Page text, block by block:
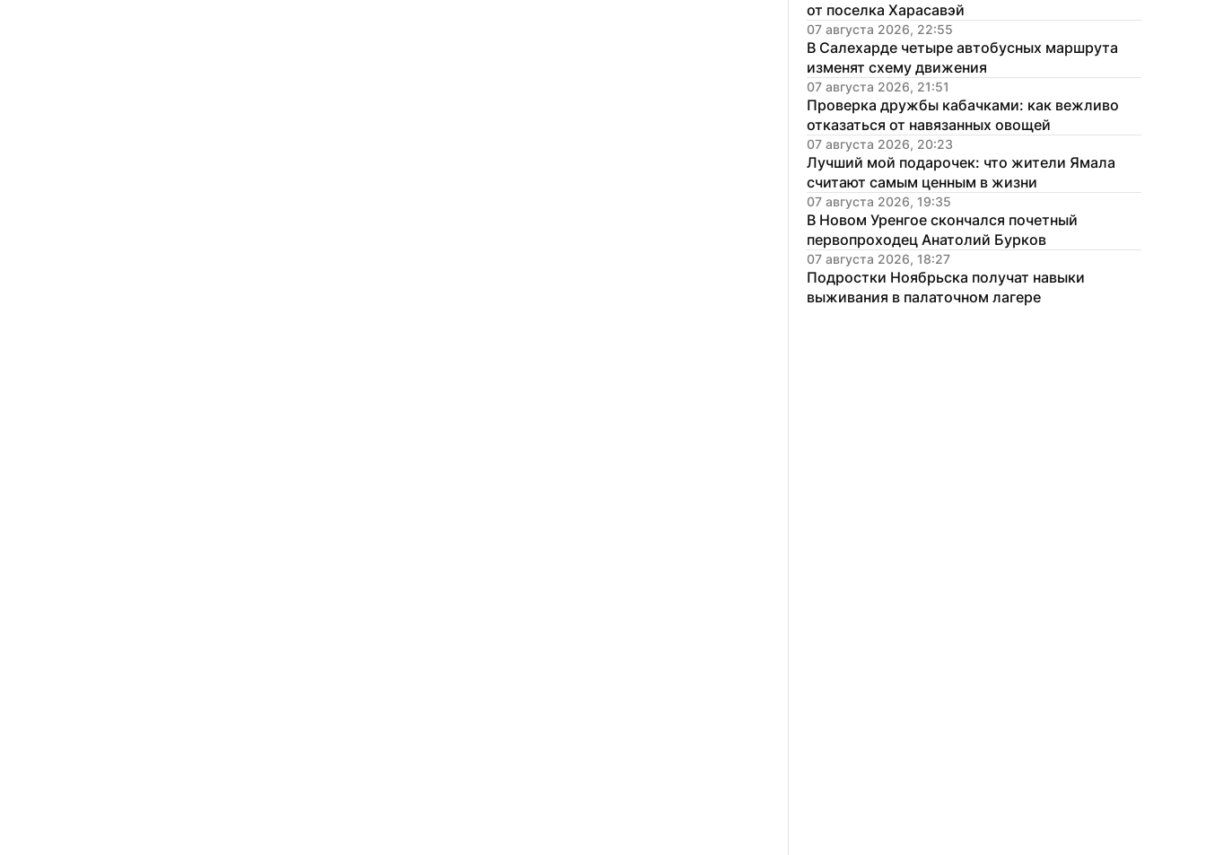
от поселка Харасавэй
07 августа 2026, 22:55
В Салехарде четыре автобусных маршрута
изменят схему движения
07 августа 2026, 21:51
Проверка дружбы кабачками: как вежливо
отказаться от навязанных овощей
07 августа 2026, 20:23
Лучший мой подарочек: что жители Ямала
считают самым ценным в жизни
07 августа 2026, 19:35
В Новом Уренгое скончался почетный
первопроходец Анатолий Бурков
07 августа 2026, 18:27
Подростки Ноябрьска получат навыки
выживания в палаточном лагере